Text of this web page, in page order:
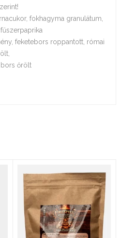
fokhagyma granulátum,
feketebors roppantott, római
őrölt